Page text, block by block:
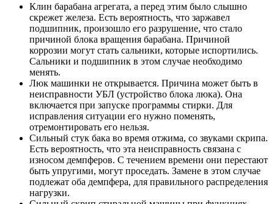
Клин барабана агрегата, а перед этим было слышно
скрежет железа. Есть вероятность, что заржавел
подшипник, произошло его разрушение, что стало
причиной блока вращения барабана. Причиной
коррозии могут стать сальники, которые испортились.
Сальники и подшипник в этом случае необходимо
менять.
Люк машинки не открывается. Причина может быть в
неисправности УБЛ (устройство блока люка). Она
включается при запуске программы стирки. Для
исправления ситуации его нужно поменять,
отремонтировать его нельзя.
Сильный стук бака во время отжима, со звуками скрипа.
Есть вероятность, что эта неисправность связана с
износом демпферов. С течением времени они перестают
быть упругими, могут проседать. Замене в этом случае
подлежат оба демпфера, для правильного распределения
нагрузки.